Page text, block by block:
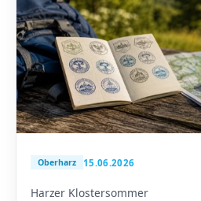
Oberharz 15.06.2026
Harzer Klostersommer